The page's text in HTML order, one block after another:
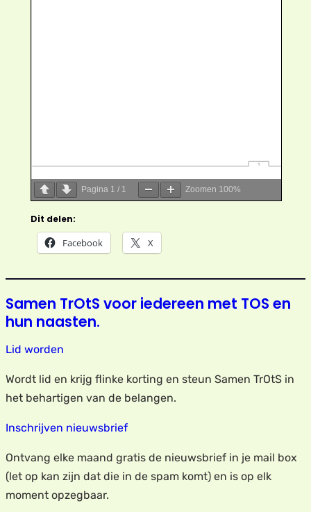
Pagina 1 / 1 Zoomen 100%
Dit delen:
Facebook X
Samen TrOtS voor iedereen met TOS en
hun naasten.
Lid worden
Wordt lid en krijg flinke korting en steun Samen TrOtS in
het behartigen van de belangen.
Inschrijven nieuwsbrief
Ontvang elke maand gratis de nieuwsbrief in je mail box
(let op kan zijn dat die in de spam komt) en is op elk
moment opzegbaar.